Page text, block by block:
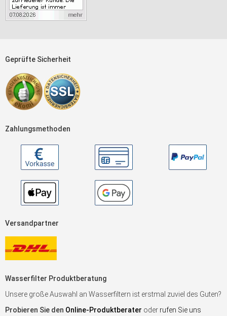
Geprüfte Sicherheit
Zahlungsmethoden
Versandpartner
Wasserfilter Produktberatung
Unsere große Auswahl an Wasserfiltern ist erstmal zuviel des Guten?
Probieren Sie den Online-Produktberater oder rufen Sie uns